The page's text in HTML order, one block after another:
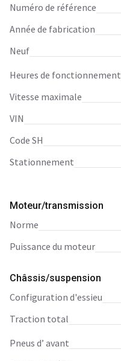
Numéro de référence
Année de fabrication
Neuf
Heures de fonctionnement
Vitesse maximale
VIN
Code SH
Stationnement
Moteur/transmission
norme
puissance du moteur
Châssis/suspension
configuration d'essieu
traction total
pneus d’ avant